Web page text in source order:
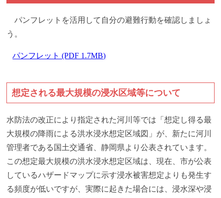
パンフレットを活用して自分の避難行動を確認しましょ
う。
パンフレット (PDF 1.7MB)
想定される最大規模の浸水区域等について
水防法の改正により指定された河川等では「想定し得る最
大規模の降雨による洪水浸水想定区域図」が、新たに河川
管理者である国土交通省、静岡県より公表されています。
この想定最大規模の洪水浸水想定区域は、現在、市が公表
しているハザードマップに示す浸水被害想定よりも発生す
る頻度が低いですが、実際に起きた場合には、浸水深や浸